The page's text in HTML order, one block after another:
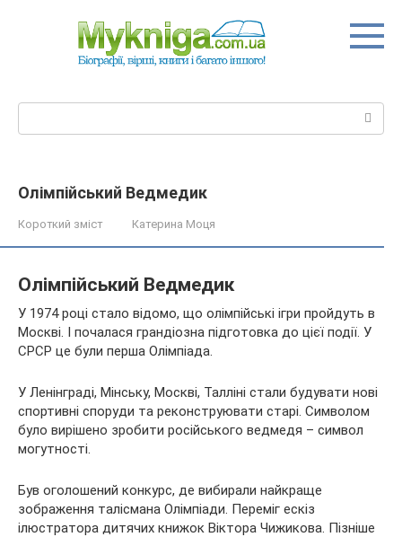
Олімпійський Ведмедик
Короткий зміст Катерина Моця
Олімпійський Ведмедик
У 1974 році стало відомо, що олімпійські ігри пройдуть в
Москві. І почалася грандіозна підготовка до цієї події. У
СРСР це були перша Олімпіада.
У Ленінграді, Мінську, Москві, Талліні стали будувати нові
спортивні споруди та реконструювати старі. Символом
було вирішено зробити російського ведмедя – символ
могутності.
Був оголошений конкурс, де вибирали найкраще
зображення талісмана Олімпіади. Переміг ескіз
ілюстратора дитячих книжок Віктора Чижикова. Пізніше